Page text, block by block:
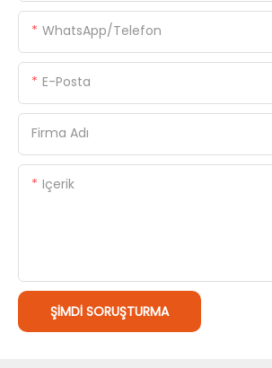
WhatsApp/Telefon
E-Posta
Firma Adı
Içerik
ŞIMDI SORUŞTURMA